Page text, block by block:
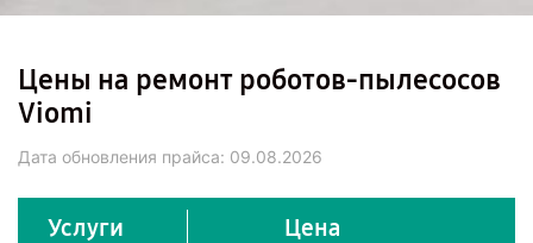
Цены на ремонт роботов-пылесосов
Viomi
Дата обновления прайса: 09.08.2026
Услуги Цена